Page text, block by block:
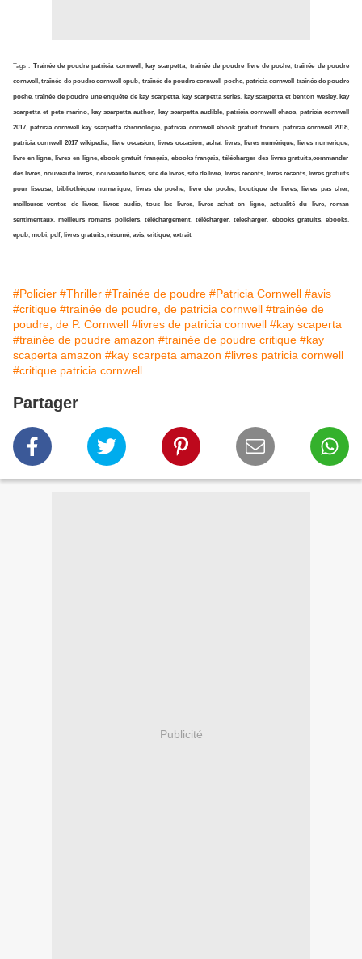
Tags : Trainée de poudre patricia cornwell , kay scarpetta, trainée de poudre livre de poche, traînée de poudre
cornwell ,traînée de poudre cornwell epub, traînée de poudre cornwell poche, patricia cornwell traînée de poudre
poche,traînée de poudre une enquête de kay scarpetta, kay scarpetta series, kay scarpetta et benton wesley, kay
scarpetta et pete marino, kay scarpetta author, kay scarpetta audible, patricia cornwell chaos, patricia cornwell
2017,patricia cornwell kay scarpetta chronologie,patricia cornwell ebook gratuit forum, patricia cornwell 2018,
patricia cornwell 2017 wikipedia, livre occasion, livres occasion, achat livres, livres numérique, livres numerique,
livre en ligne, livres en ligne,ebook gratuit français, ebooks français,télécharger des livres gratuits,commander
des livres,nouveauté livres, nouveaute livres, site de livres,site de livre, livres récents,livres recents, livres gratuits
pour liseuse, bibliothèque numerique, livres de poche, livre de poche,boutique de livres, livres pas cher,
meilleures ventes de livres, livres audio, tous les livres,livres achat en ligne,actualité du livre, roman
sentimentaux,meilleurs romans policiers, téléchargement,télécharger,telecharger, ebooks gratuits,ebooks,
epub, mobi, pdf, livres gratuits, résumé, avis, critique, extrait
#Policier #Thriller #Trainée de poudre #Patricia Cornwell #avis
#critique #trainée de poudre, de patricia cornwell #trainée de
poudre, de P. Cornwell #livres de patricia cornwell #kay scaperta
#trainée de poudre amazon #trainée de poudre critique #kay
scaperta amazon #kay scarpeta amazon #livres patricia cornwell
#critique patricia cornwell
Partager
Publicité